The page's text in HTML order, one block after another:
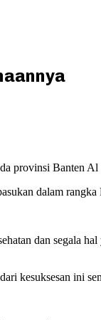
provinsi Banten
dalam
dan segala
kesuksesan ini